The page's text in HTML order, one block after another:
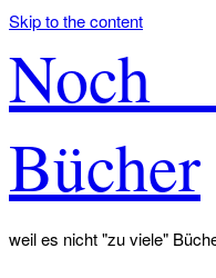
Skip to the content
Bücher
weil es nicht "zu viele"